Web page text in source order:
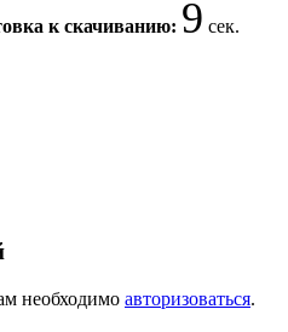
к скачиванию: 9 сек.
необходимо авторизоваться.